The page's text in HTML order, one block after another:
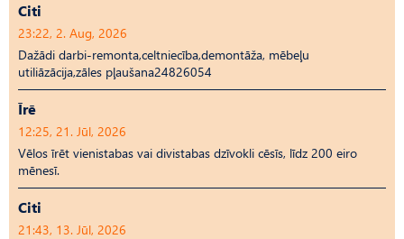
Citi
23:22, 2. Aug, 2026
Dažādi darbi-remonta,celtniecība,demontāža, mēbeļu
utiliāzācija,zāles pļaušana24826054
Īrē
12:25, 21. Jūl, 2026
Vēlos īrēt vienistabas vai divistabas dzīvokli cēsīs, līdz 200 eiro
mēnesī.
Citi
21:43, 13. Jūl, 2026